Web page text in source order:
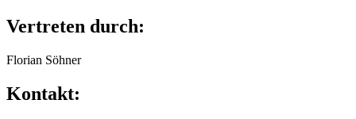
Vertreten durch:
Florian Söhner
Kontakt: